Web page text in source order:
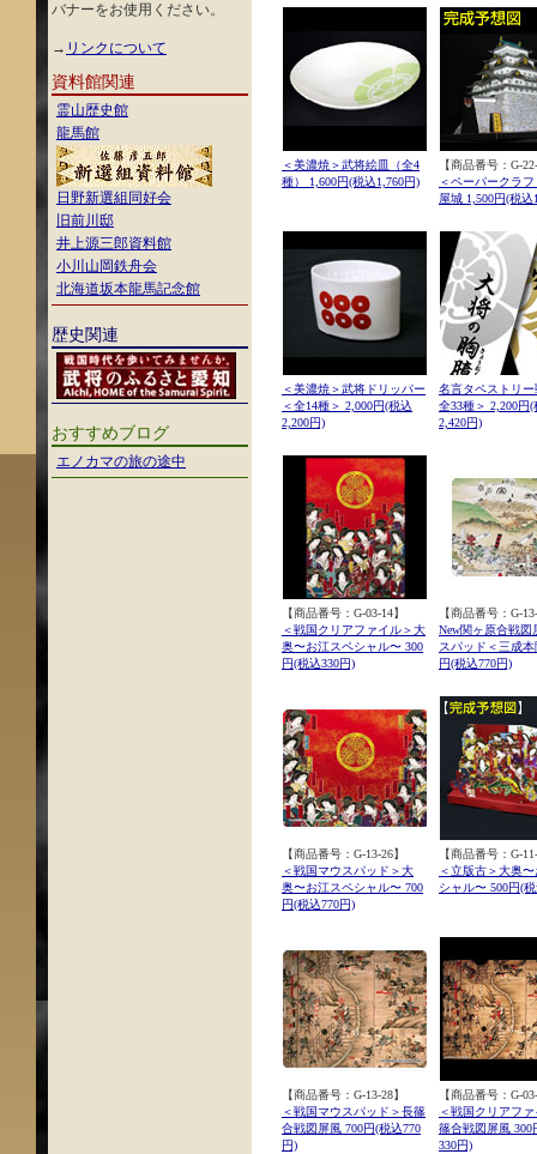
バナーをお使用ください。
→ リンクについて
資料館関連
霊山歴史館
龍馬館
日野新選組同好会
旧前川邸
井上源三郎資料館
小川山岡鉄舟会
北海道坂本龍馬記念館
歴史関連
おすすめブログ
エノカマの旅の途中
＜美濃焼＞武将絵皿（全4
種） 1,600円(税込1,760円)
【商品番号：G-
＜ペーパークラ
屋城 1,500円(税込
＜美濃焼＞武将ドリッパー
＜全14種＞ 2,000円(税込
2,200円)
名言タペストリ
全33種＞ 2,200円(
2,420円)
【商品番号：G-03-14】
＜戦国クリアファイル＞大
奥〜お江スペシャル〜 300
円(税込330円)
【商品番号：G-
New関ヶ原合戦図
スパッド＜三成本
円(税込770円)
【商品番号：G-13-26】
＜戦国マウスパッド＞大
奥〜お江スペシャル〜 700
円(税込770円)
【商品番号：G-
＜立版古＞大奥
シャル〜 500円(
【商品番号：G-13-28】
＜戦国マウスパッド＞長篠
合戦図屏風 700円(税込770
円)
【商品番号：G-
＜戦国クリアフ
篠合戦図屏風 300
330円)